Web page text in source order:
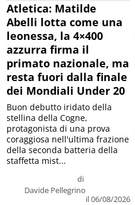
Atletica: Matilde
Abelli lotta come una
leonessa, la 4×400
azzurra firma il
primato nazionale, ma
resta fuori dalla finale
dei Mondiali Under 20
di
Davide Pellegrino
il 06/08/2026
Buon debutto iridato della
stellina della Cogne,
protagonista di una prova
coraggiosa nell'ultima frazione
della seconda batteria della
staffetta mist...